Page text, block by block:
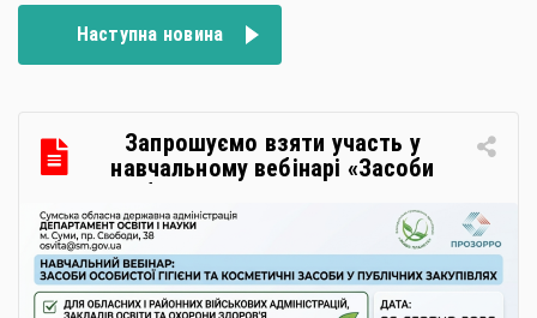
Наступна новина
Запрошуємо взяти участь у
навчальному вебінарі «Засоби
особистої гігієни та косметичні
засоби у публічних закупівлях: як
сформувати вимоги та обрати
безпечну і якісну продукцію»